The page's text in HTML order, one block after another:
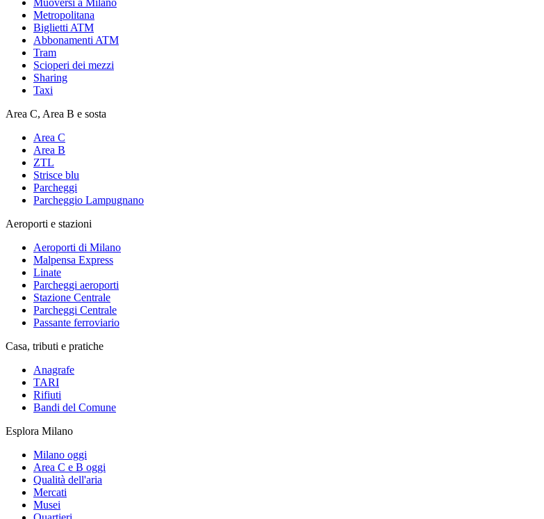
Metropolitana
Biglietti ATM
Abbonamenti ATM
Tram
Scioperi dei mezzi
Sharing
Taxi
Area C, Area B e sosta
Area C
Area B
ZTL
Strisce blu
Parcheggi
Parcheggio Lampugnano
Aeroporti e stazioni
Aeroporti di Milano
Malpensa Express
Linate
Parcheggi aeroporti
Stazione Centrale
Parcheggi Centrale
Passante ferroviario
Casa, tributi e pratiche
Anagrafe
TARI
Rifiuti
Bandi del Comune
Esplora Milano
Milano oggi
Area C e B oggi
Qualità dell'aria
Mercati
Musei